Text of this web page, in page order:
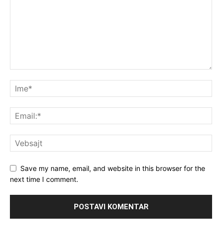
Save my name, email, and website in this browser for the
next time I comment.